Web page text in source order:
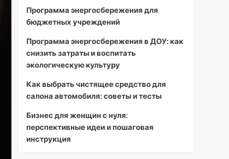
Программа энергосбережения для
бюджетных учреждений
Программа энергосбережения в ДОУ: как
снизить затраты и воспитать
экологическую культуру
Как выбрать чистящее средство для
салона автомобиля: советы и тесты
Бизнес для женщин с нуля:
перспективные идеи и пошаговая
инструкция